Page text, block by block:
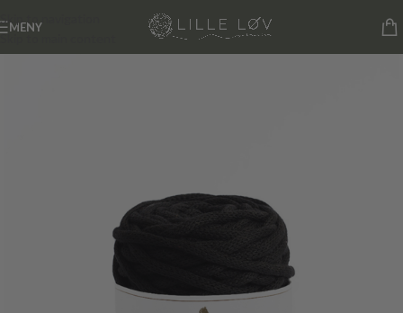
Skip to navigation
Skip to main content
MENY